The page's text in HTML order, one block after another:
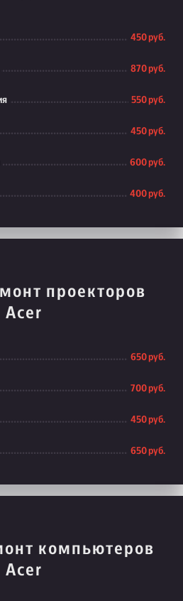
450 руб.
870 руб.
550 руб.
450 руб.
600 руб.
400 руб.
проекторов
Acer
650 руб.
700 руб.
450 руб.
650 руб.
компьютеров
Acer